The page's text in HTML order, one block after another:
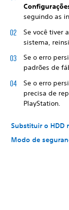
seguindo as
Se você tiver
sistema,
Se o erro
padrões de
Se o erro
precisa de
PlayStation.
Substituir o HDD
Modo de